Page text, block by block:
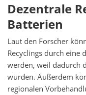
Dezentrale
Batterien
Laut den Forscher
Recyclings durch eine
werden, weil dadurch
würden. Außerdem
regionalen